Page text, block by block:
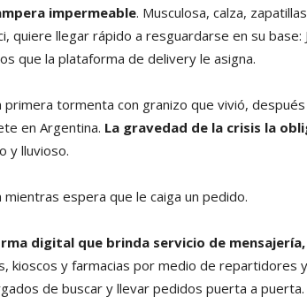
impermeable. Musculosa, calza,
quiere llegar rápido a resguardarse en su
que la plataforma de delivery le asigna.
primera tormenta con granizo que vivió,
en Argentina. La gravedad de la crisis la
y lluvioso.
espera que le caiga un pedido.
digital que brinda servicio de
kioscos y farmacias por medio de repartidores
de buscar y llevar pedidos puerta a